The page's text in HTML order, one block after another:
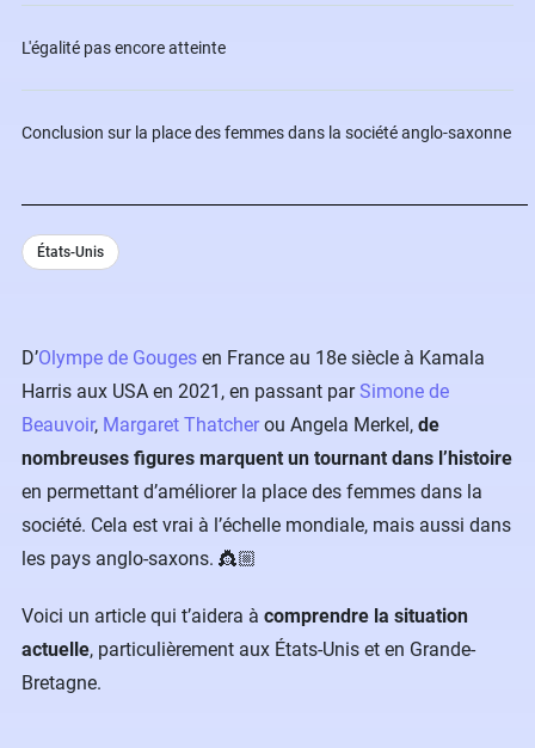
D’Olympe de Gouges en France au 18e siècle à Kamala
Harris aux USA en 2021, en passant parSimone de
Beauvoir, Margaret Thatcher ou Angela Merkel, de
nombreuses figures marquent un tournant dans l’histoire
en permettant d’améliorer la place des femmes dans la
société. Cela est vrai à l’échelle mondiale, mais aussi dans
les pays anglo-saxons. 👸🏼
Voici un article qui t’aidera à comprendre la situation
actuelle, particulièrement aux États-Unis et en Grande-
Bretagne.
L'égalité pas encore atteinte
Conclusion sur la place des femmes dans la société anglo-saxonne
États-Unis